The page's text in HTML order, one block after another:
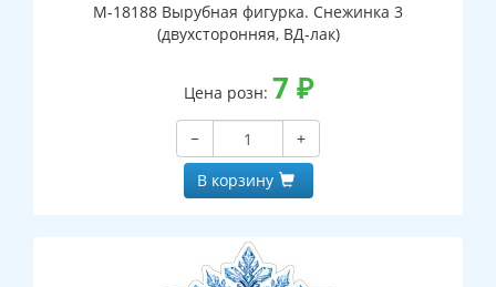
М-18188 Вырубная фигурка. Снежинка 3
(двухсторонняя, ВД-лак)
Цена розн: 7 ₽
−
+
В корзину